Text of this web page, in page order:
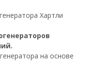
Хартли
на основе